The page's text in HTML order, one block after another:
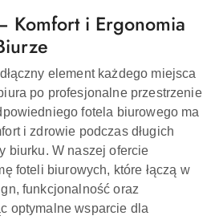
Komfort i Ergonomia
element każdego miejsca
po profesjonalne przestrzenie
fotela biurowego ma
i zdrowie podczas długich
biurku. W naszej ofercie
foteli biurowych, które łączą w
funkcjonalność oraz
optymalne wsparcie dla